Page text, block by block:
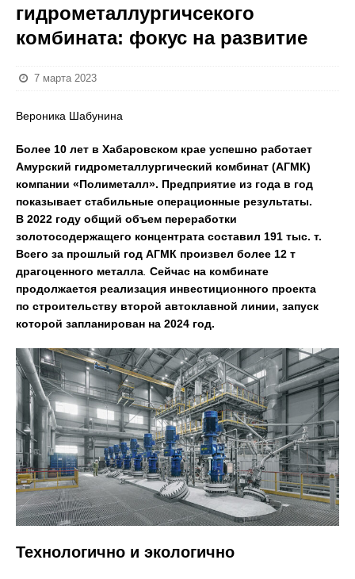
гидрометаллургичсекого
комбината: фокус на развитие
7 марта 2023
Вероника Шабунина
Более 10 лет в Хабаровском крае успешно работает
Амурский гидрометаллургический комбинат (АГМК)
компании «Полиметалл». Предприятие из года в год
показывает стабильные операционные результаты.
В 2022 году общий объем переработки
золотосодержащего концентрата составил 191 тыс. т.
Всего за прошлый год АГМК произвел более 12 т
драгоценного металла Сейчас на комбинате
продолжается реализация инвестиционного проекта
по строительству второй автоклавной линии, запуск
которой запланирован на 2024 год.
Технологично и экологично